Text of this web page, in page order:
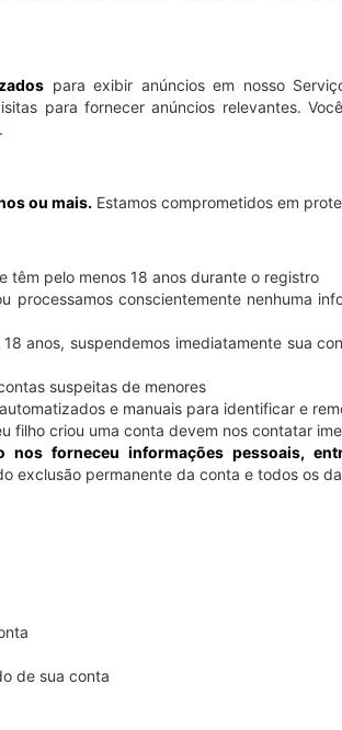
para exibir anúncios em nosso
para fornecer anúncios relevantes.
ou mais. Estamos comprometidos em
têm pelo menos 18 anos durante o registro
processamos conscientemente nenhuma
anos, suspendemos imediatamente sua
suspeitas de menores
e manuais para identificar e
filho criou uma conta devem nos contatar
forneceu informações pessoais,
exclusão permanente da conta e todos os
de sua conta